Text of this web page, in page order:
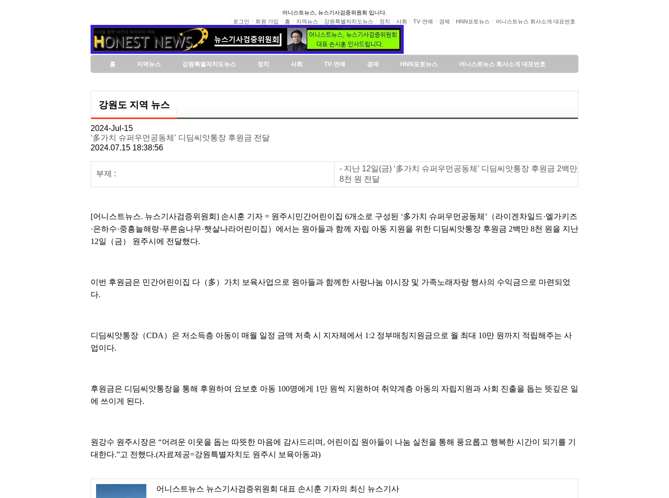
어니스트뉴스, 뉴스기사검증위원회 입니다.
로그인
회원 가입 홈 지역뉴스 강원특별자치도뉴스 정치 사회 TV·연예 경제 HNN포토뉴스 어니스트뉴스 회사소개 대표번호
홈 지역뉴스 강원특별자치도뉴스 정치 사회 TV·연예 경제 HNN포토뉴스 어니스트뉴스 회사소개 대표번호
강원도 지역 뉴스
2024-Jul-15
‘多가치 슈퍼우먼공동체’ 디딤씨앗통장 후원금 전달
2024.07.15 18:38:56
부제 :
- 지난 12일(금) ‘多가치 슈퍼우먼공동체’ 디딤씨앗통장 후원금 2백만
8천 원 전달
[어니스트뉴스. 뉴스기사검증위원회] 손시훈 기자 = 원주시민간어린이집 6개소로 구성된 ‘多가치 슈퍼우먼공동체’（라이겐차일드·엘가키즈
·은하수·중흥늘해랑·푸른숨나무·햇살나라어린이집）에서는 원아들과 함께 자립 아동 지원을 위한 디딤씨앗통장 후원금 2백만 8천 원을 지난
12일（금） 원주시에 전달했다.
이번 후원금은 민간어린이집 다（多）가치 보육사업으로 원아들과 함께한 사랑나눔 야시장 및 가족노래자랑 행사의 수익금으로 마련되었
다.
디딤씨앗통장（CDA）은 저소득층 아동이 매월 일정 금액 저축 시 지자체에서 1:2 정부매칭지원금으로 월 최대 10만 원까지 적립해주는 사
업이다.
후원금은 디딤씨앗통장을 통해 후원하여 요보호 아동 100명에게 1만 원씩 지원하여 취약계층 아동의 자립지원과 사회 진출을 돕는 뜻깊은 일
에 쓰이게 된다.
원강수 원주시장은 “어려운 이웃을 돕는 따뜻한 마음에 감사드리며, 어린이집 원아들이 나눔 실천을 통해 풍요롭고 행복한 시간이 되기를 기
대한다.”고 전했다.(자료제공=강원특별자치도 원주시 보육아동과)
어니스트뉴스 뉴스기사검증위원회 대표 손시훈 기자의 최신 뉴스기사